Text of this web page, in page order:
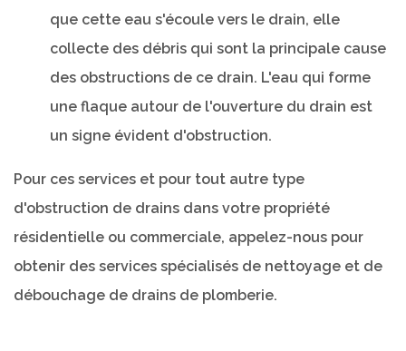
que cette eau s'écoule vers le drain, elle
collecte des débris qui sont la principale cause
des obstructions de ce drain. L'eau qui forme
une flaque autour de l'ouverture du drain est
un signe évident d'obstruction.
Pour ces services et pour tout autre type
d'obstruction de drains dans votre propriété
résidentielle ou commerciale, appelez-nous pour
obtenir des services spécialisés de nettoyage et de
débouchage de drains de plomberie.